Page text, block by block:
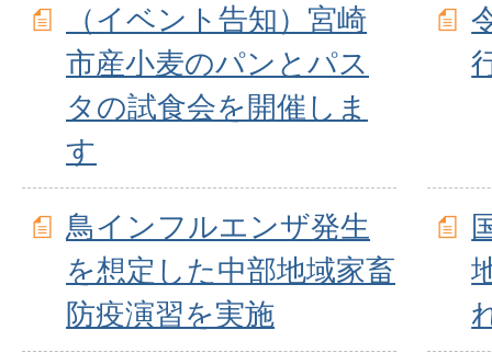
（イベント告知）宮崎
市産小麦のパンとパス
タの試食会を開催しま
す
鳥インフルエンザ発生
を想定した中部地域家畜
防疫演習を実施